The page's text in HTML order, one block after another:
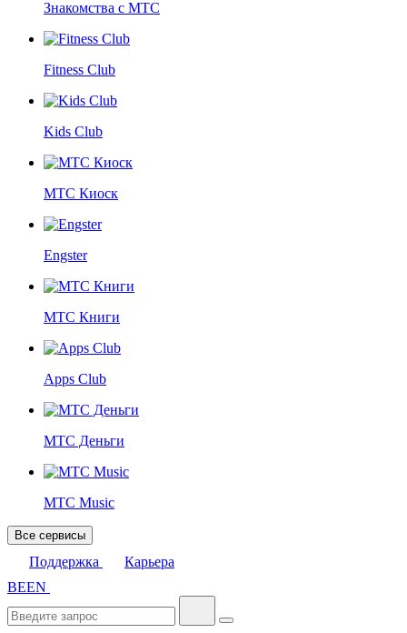
Знакомства с МТС
Fitness Club
Kids Club
МТС Киоск
Engster
МТС Книги
Apps Club
МТС Деньги
МТС Music
Все сервисы
Поддержка
Карьера
BEEN